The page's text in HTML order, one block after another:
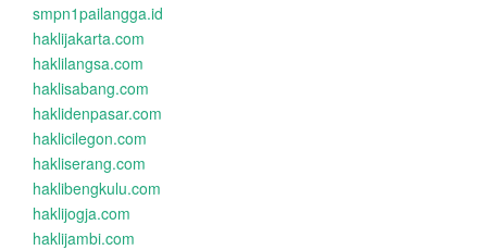
smpn1pailangga.id
haklijakarta.com
haklilangsa.com
haklisabang.com
haklidenpasar.com
haklicilegon.com
hakliserang.com
haklibengkulu.com
haklijogja.com
haklijambi.com